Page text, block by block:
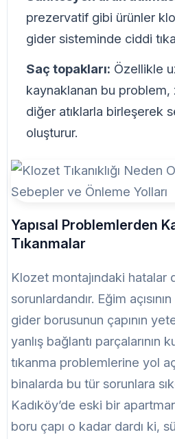
prezervatif gibi ürünler
gider sisteminde ciddi
Saç topakları: Özellikle
kaynaklanan bu problem,
diğer atıklarla birleşerek
oluşturur.
Yapısal Problemlerden
Tıkanmalar
Klozet montajındaki hatalar
sorunlardandır. Eğim
gider borusunun çapının
yanlış bağlantı parçalarının
tıkanma problemlerine yol
binalarda bu tür sorunlara
Kadıköy’de eski bir
boru çapı o kadar dardı ki,